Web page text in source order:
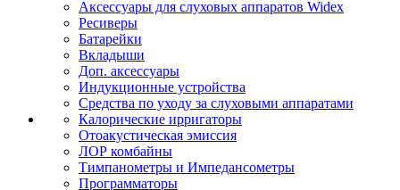
Аксессуары для слуховых аппаратов Widex
Ресиверы
Батарейки
Вкладыши
Доп. аксессуары
Индукционные устройства
Средства по уходу за слуховыми аппаратами
Калорические ирригаторы
Отоакустическая эмиссия
ЛОР комбайны
Тимпанометры и Импедансометры
Программаторы